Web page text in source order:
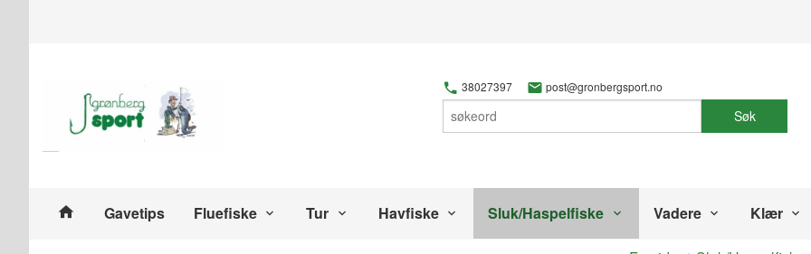
38027397 post@gronbergsport.no
Søk
Produkter
Gavetips Fluefiske Tur Havfiske Sluk/Haspelfiske Vadere Klær